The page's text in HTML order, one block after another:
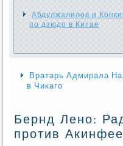
Абдулжалилов и
по дзюдо в Китае
Вратарь Адмирала
в Чикаго
Бернд Лено:
против